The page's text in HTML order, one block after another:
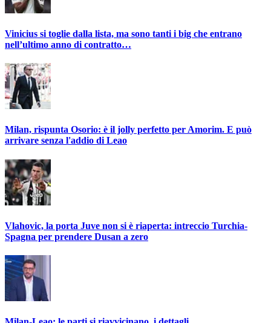
Vinicius si toglie dalla lista, ma sono tanti i big che entrano
nell’ultimo anno di contratto…
Milan, rispunta Osorio: è il jolly perfetto per Amorim. E può
arrivare senza l'addio di Leao
Vlahovic, la porta Juve non si è riaperta: intreccio Turchia-
Spagna per prendere Dusan a zero